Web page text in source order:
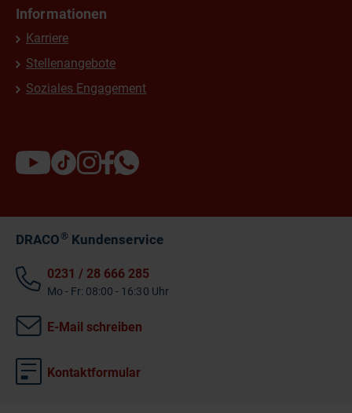
Informationen
Karriere
Stellenangebote
Soziales Engagement
DRACO®Kundenservice
0231 / 28 666 285
Mo - Fr: 08:00 - 16:30 Uhr
E-Mail schreiben
Kontaktformular